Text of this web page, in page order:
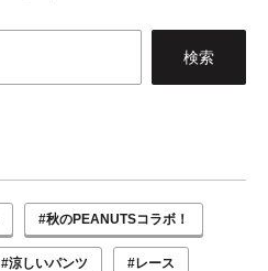
#秋のPEANUTSコラボ！
#涼しいパンツ #レース